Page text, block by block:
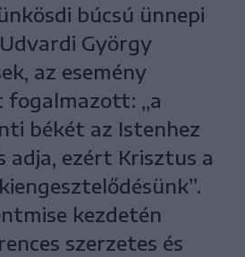
búcsú ünnepi
György
az esemény
fogalmazott: „a
békét az Istenhez
adja, ezért Krisztus a
kezdetén
szerzetes és